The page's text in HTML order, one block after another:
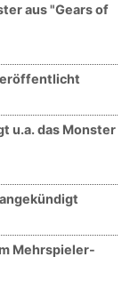
aus "Gears of
u.a. das Monster
Mehrspieler-